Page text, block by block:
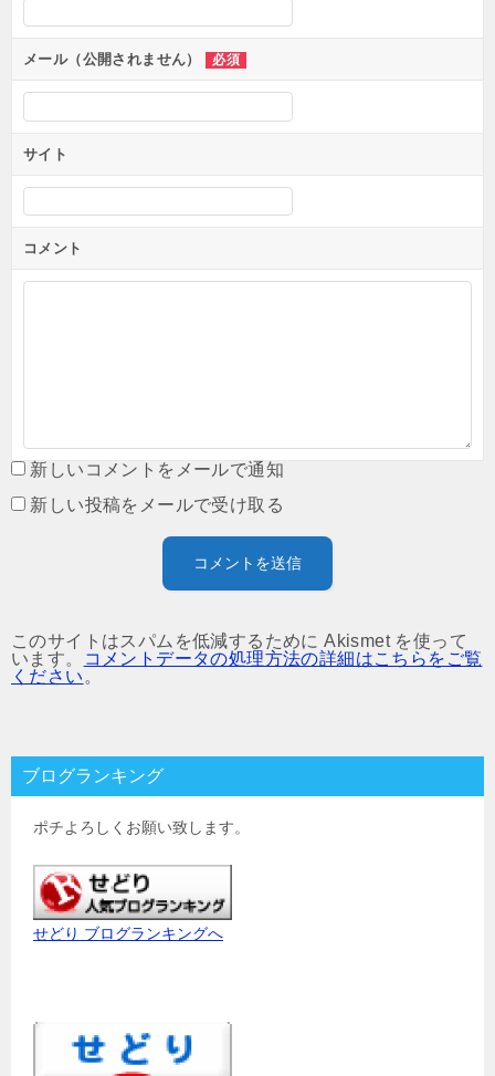
メール（公開されません） 必須
サイト
コメント
新しいコメントをメールで通知
新しい投稿をメールで受け取る
このサイトはスパムを低減するために Akismet を使って
います。
コメントデータの処理方法の詳細はこちらをご覧
ください。
ブログランキング
ポチよろしくお願い致します。
せどり ブログランキングへ